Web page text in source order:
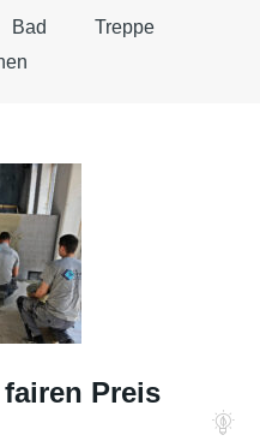
Bad
Treppe
Preis